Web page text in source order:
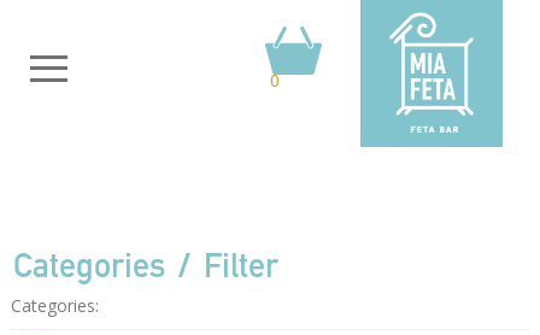
0
Categories Filter
Categories: